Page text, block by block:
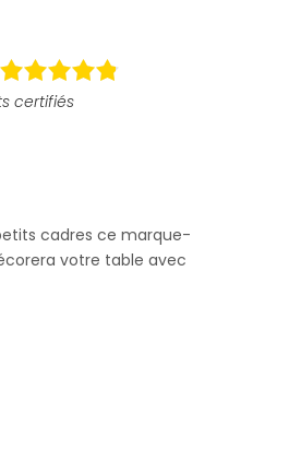
certifiés
cadres ce marque-
votre table avec